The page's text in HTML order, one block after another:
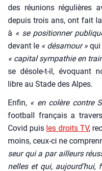
des réunions régu­lières
depuis trois ans, ont fait la
à « se posi­tion­ner
devant le « désa­mour » qui
« capi­tal sym­pa­thie en
se désole-t-il, évo­quant
libre au Stade des Alpes.
Enfin, « en colère contre
foot­ball fran­çais a
Covid puis les droits TV,
moins, ceux-ci ne
seur qui a par ailleurs
nelles et qui,